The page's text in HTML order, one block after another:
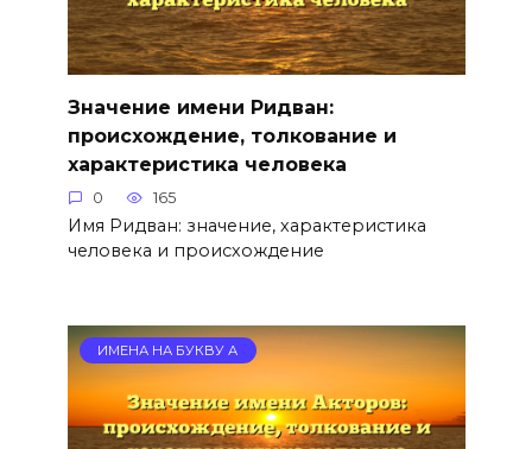
Значение имени Ридван:
происхождение, толкование и
характеристика человека
0 165
Имя Ридван: значение, характеристика
человека и происхождение
ИМЕНА НА БУКВУ А